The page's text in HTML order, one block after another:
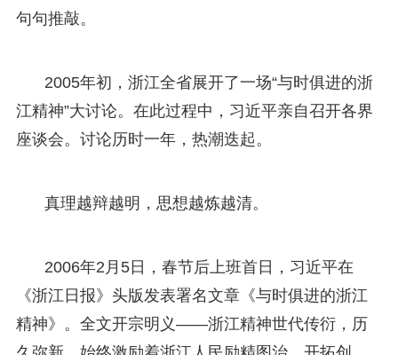
句句推敲。
2005年初，浙江全省展开了一场“与时俱进的浙
江精神”大讨论。在此过程中，习近平亲自召开各界
座谈会。讨论历时一年，热潮迭起。
真理越辩越明，思想越炼越清。
2006年2月5日，春节后上班首日，习近平在
《浙江日报》头版发表署名文章《与时俱进的浙江
精神》。全文开宗明义——浙江精神世代传衍，历